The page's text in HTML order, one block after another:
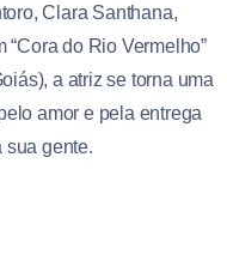
Clara Santhana,
do Rio Vermelho”
a atriz se torna uma
amor e pela entrega
sua gente.